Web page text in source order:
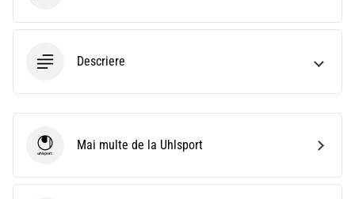
Descriere
UhlsportMai multe de la Uhlsport